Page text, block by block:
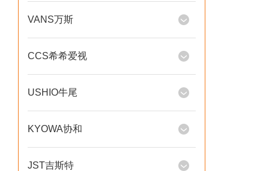
VANS万斯
CCS希希爱视
USHIO牛尾
KYOWA协和
JST吉斯特